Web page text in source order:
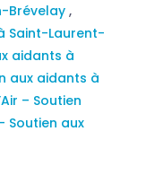
Brévelay ,
Saint-Laurent-
aidants à
aux aidants à
– Soutien
Soutien aux